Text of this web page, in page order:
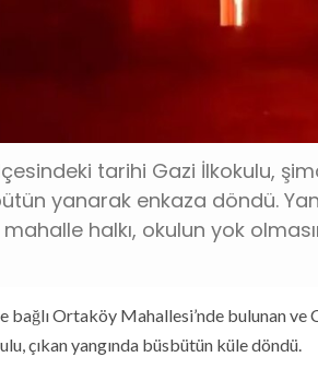
tarihi Gazi İlkokulu,
yanarak enkaza döndü.
halkı, okulun yok
bağlı Ortaköy Mahallesi’nde bulunan
çıkan yangında büsbütün küle döndü.